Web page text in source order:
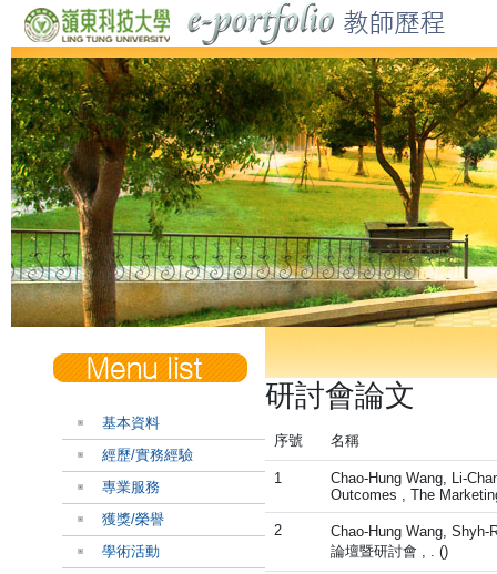
基本資料
經歷/實務經驗
專業服務
獲獎/榮譽
學術活動
研討會論文
序號 名稱
1
Chao-Hung Wang, Li-
Outcomes , The
2
Chao-Hung Wang,
論壇暨研討會 , . ()